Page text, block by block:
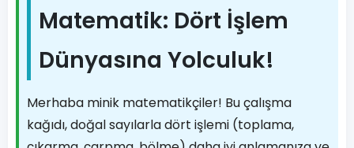
Matematik: Dört İşlem
Dünyasına Yolculuk!
Merhaba minik matematikçiler! Bu çalışma
kağıdı, doğal sayılarla dört işlemi (toplama,